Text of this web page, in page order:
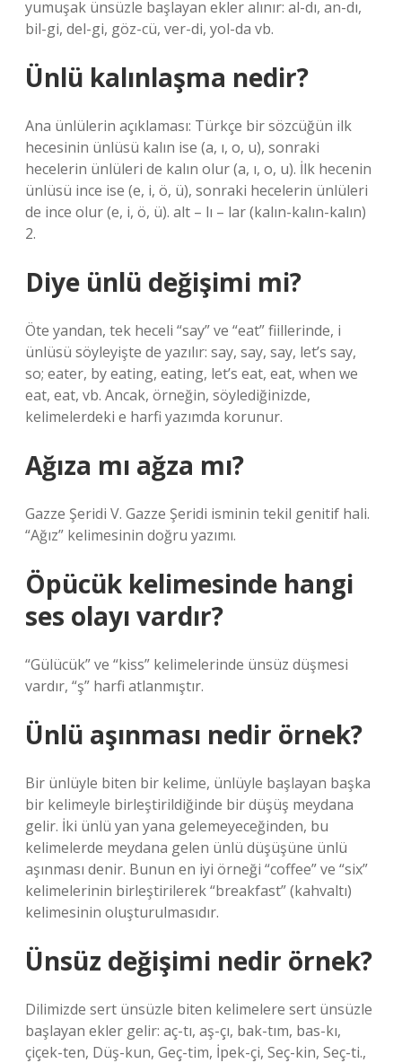
yumuşak ünsüzle başlayan ekler alınır: al-dı, an-dı,
bil-gi, del-gi, göz-cü, ver-di, yol-da vb.
Ünlü kalınlaşma nedir?
Ana ünlülerin açıklaması: Türkçe bir sözcüğün ilk
hecesinin ünlüsü kalın ise (a, ı, o, u), sonraki
hecelerin ünlüleri de kalın olur (a, ı, o, u). İlk hecenin
ünlüsü ince ise (e, i, ö, ü), sonraki hecelerin ünlüleri
de ince olur (e, i, ö, ü). alt – lı – lar (kalın-kalın-kalın)
2.
Diye ünlü değişimi mi?
Öte yandan, tek heceli “say” ve “eat” fiillerinde, i
ünlüsü söyleyişte de yazılır: say, say, say, let’s say,
so; eater, by eating, eating, let’s eat, eat, when we
eat, eat, vb. Ancak, örneğin, söylediğinizde,
kelimelerdeki e harfi yazımda korunur.
Ağıza mı ağza mı?
Gazze Şeridi V. Gazze Şeridi isminin tekil genitif hali.
“Ağız” kelimesinin doğru yazımı.
Öpücük kelimesinde hangi
ses olayı vardır?
“Gülücük” ve “kiss” kelimelerinde ünsüz düşmesi
vardır, “ş” harfi atlanmıştır.
Ünlü aşınması nedir örnek?
Bir ünlüyle biten bir kelime, ünlüyle başlayan başka
bir kelimeyle birleştirildiğinde bir düşüş meydana
gelir. İki ünlü yan yana gelemeyeceğinden, bu
kelimelerde meydana gelen ünlü düşüşüne ünlü
aşınması denir. Bunun en iyi örneği “coffee” ve “six”
kelimelerinin birleştirilerek “breakfast” (kahvaltı)
kelimesinin oluşturulmasıdır.
Ünsüz değişimi nedir örnek?
Dilimizde sert ünsüzle biten kelimelere sert ünsüzle
başlayan ekler gelir: aç-tı, aş-çı, bak-tım, bas-kı,
çiçek-ten, Düş-kun, Geç-tim, İpek-çi, Seç-kin, Seç-ti.,